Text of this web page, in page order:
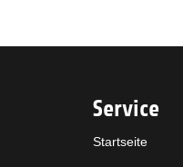
Service
Startseite